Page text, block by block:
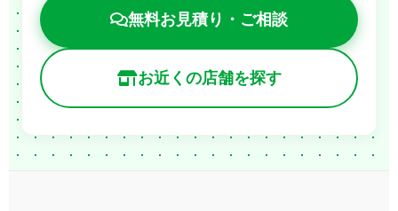
無料お見積り・ご相談
お近くの店舗を探す